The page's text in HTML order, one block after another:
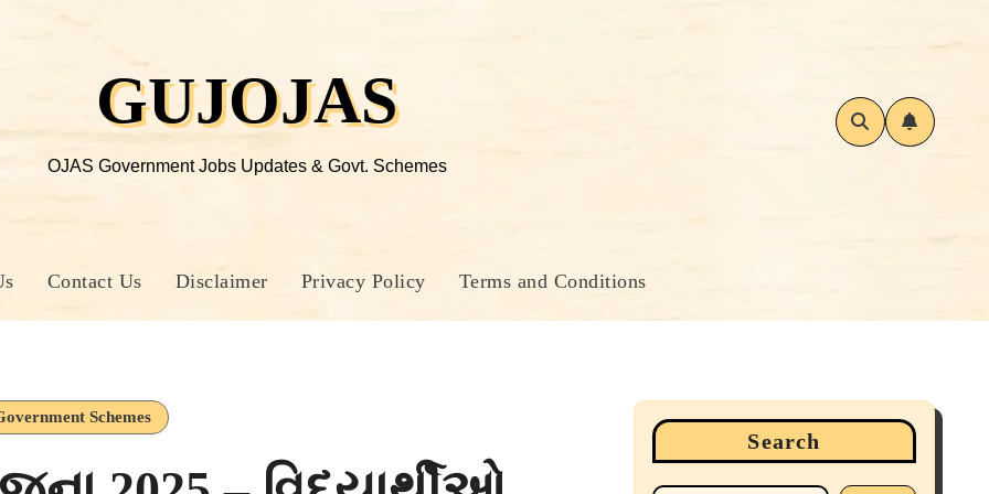
GUJOJAS
OJAS Government Jobs Updates & Govt. Schemes
Contact Us Disclaimer Privacy Policy Terms and Conditions
Schemes
Search